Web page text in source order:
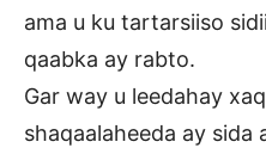
ama u ku tartarsiiso
qaabka ay rabto.
Gar way u leedahay
shaqaalaheeda ay sida